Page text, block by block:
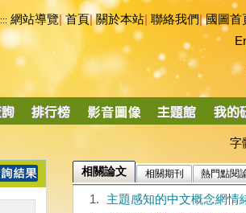
::: 網站導覽|首頁|關於本站 聯絡我們|國圖首
字
相關論文 相關期刊 熱門點閱
1.
主題感知的中文概念網情